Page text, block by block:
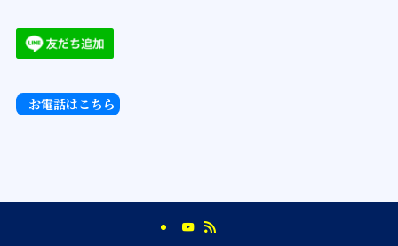
お電話はこちら